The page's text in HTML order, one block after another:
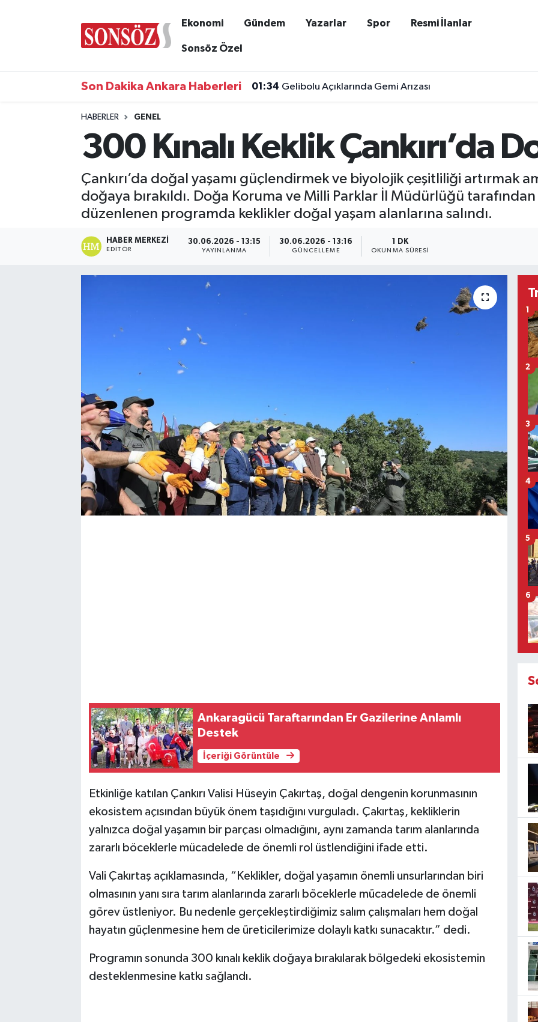
Ekonomi Gündem Yazarlar Spor Resmi İlanlar
Sonsöz Özel
Son Dakika Ankara Haberleri 01:34 Gelibolu Açıklarında Gemi Arızası
HABERLER GENEL
300 Kınalı Keklik Çankırı’da
Çankırı’da doğal yaşamı güçlendirmek ve biyolojik çeşitliliği artırmak
doğaya bırakıldı. Doğa Koruma ve Milli Parklar İl Müdürlüğü
düzenlenen programda keklikler doğal yaşam alanlarına salındı.
HABER MERKEZI
EDITÖR
30.06.2026 - 13:15
YAYINLANMA
30.06.2026 - 13:16
GÜNCELLEME
1 DK
OKUNMA SÜRESI
Ankaragücü Taraftarından Er Gazilerine Anlamlı
Destek
İçeriği Görüntüle
Etkinliğe katılan Çankırı Valisi Hüseyin Çakırtaş, doğal dengenin korunmasının
ekosistem açısından büyük önem taşıdığını vurguladı. Çakırtaş, kekliklerin
yalnızca doğal yaşamın bir parçası olmadığını, aynı zamanda tarım alanlarında
zararlı böceklerle mücadelede de önemli rol üstlendiğini ifade etti.
Vali Çakırtaş açıklamasında, “Keklikler, doğal yaşamın önemli unsurlarından biri
olmasının yanı sıra tarım alanlarında zararlı böceklerle mücadelede de önemli
görev üstleniyor. Bu nedenle gerçekleştirdiğimiz salım çalışmaları hem doğal
hayatın güçlenmesine hem de üreticilerimize dolaylı katkı sunacaktır.” dedi.
Programın sonunda 300 kınalı keklik doğaya bırakılarak bölgedeki ekosistemin
desteklenmesine katkı sağlandı.
1
2
3
4
5
6
İlçe Haberleri
Sokak Hayvanlarını Sahiplendirme
Sonsöz Özel
Ankara Nöbetçi Eczaneler
Ankara Trafik Yoğunluk Haritası
Tüm Manşetler
Haber Arşivi